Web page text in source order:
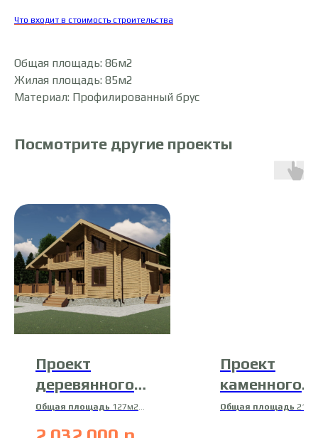
Что входит в стоимость строительства
Общая площадь: 86м2
Жилая площадь: 85м2
Материал: Профилированный брус
Посмотрите другие проекты
Проект
деревянного
дома 20-Д-13
Общая площадь 127м2
Материал
Проект
каменного
дома 26-К-
Общая площадь